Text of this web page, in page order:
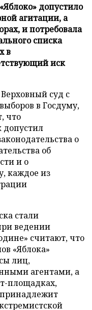
допустило
агитации, а
и потребовала
списка
в
иск
суд с
в Госдуму,
что
допустил
о
об
и о
каждое из
стали
ведении
считают, что
«Яблока»
лиц,
агентами, а
площадках,